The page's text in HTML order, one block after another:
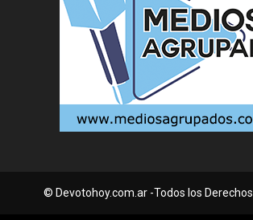
© Devotohoy.com.ar -Todos los Derechos